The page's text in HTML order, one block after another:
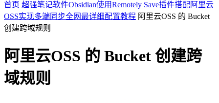
首页 超强笔记软件Obsidian使用Remotely Save插件搭配阿里云
OSS实现多端同步全网最详细配置教程 阿里云OSS 的 Bucket
创建跨域规则
阿里云OSS 的 Bucket 创建跨
域规则